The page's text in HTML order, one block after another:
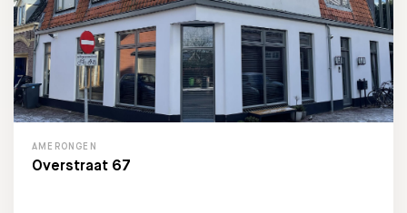
AMERONGEN
Overstraat 67